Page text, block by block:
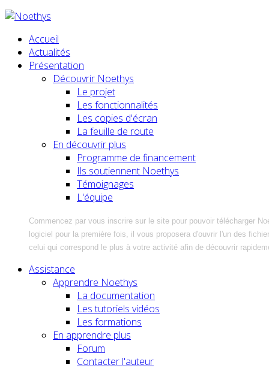
Accueil
Actualités
Présentation
Découvrir Noethys
Le projet
Les fonctionnalités
Les copies d'écran
La feuille de route
En découvrir plus
Programme de financement
Ils soutiennent Noethys
Témoignages
L'équipe
Commencez par vous inscrire sur le site pour pouvoir télécharger
logiciel pour la première fois, il vous proposera d'ouvrir l'un des
celui qui correspond le plus à votre activité afin de découvrir
Assistance
Apprendre Noethys
La documentation
Les tutoriels vidéos
Les formations
En apprendre plus
Forum
Contacter l'auteur